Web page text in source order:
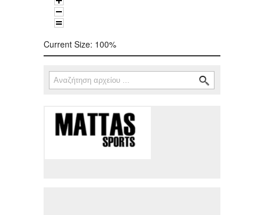
Current Size: 100%
Φόρμα αναζήτησης
Αναζήτηση